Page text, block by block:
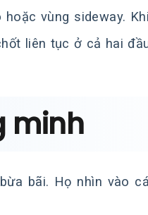
vùng sideway.
liên tục ở cả hai
minh
bãi. Họ nhìn vào